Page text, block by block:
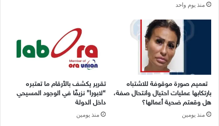
منذ يوم واحد
تعميم صورة موقوفة للاشتباه
بارتكابها عمليات احتيال وانتحال صفة،
هل وقعتم ضحية أعمالها؟
منذ يومين
تقرير يكشف بالأرقام ما تعتبره
“لابورا” نزيفًا في الوجود المسيحي
داخل الدولة
منذ يومين